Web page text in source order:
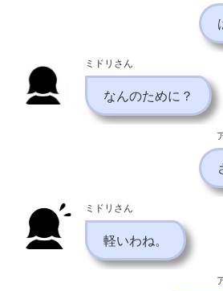
ミドリさん
なんのために？
ミドリさん
軽いわね。